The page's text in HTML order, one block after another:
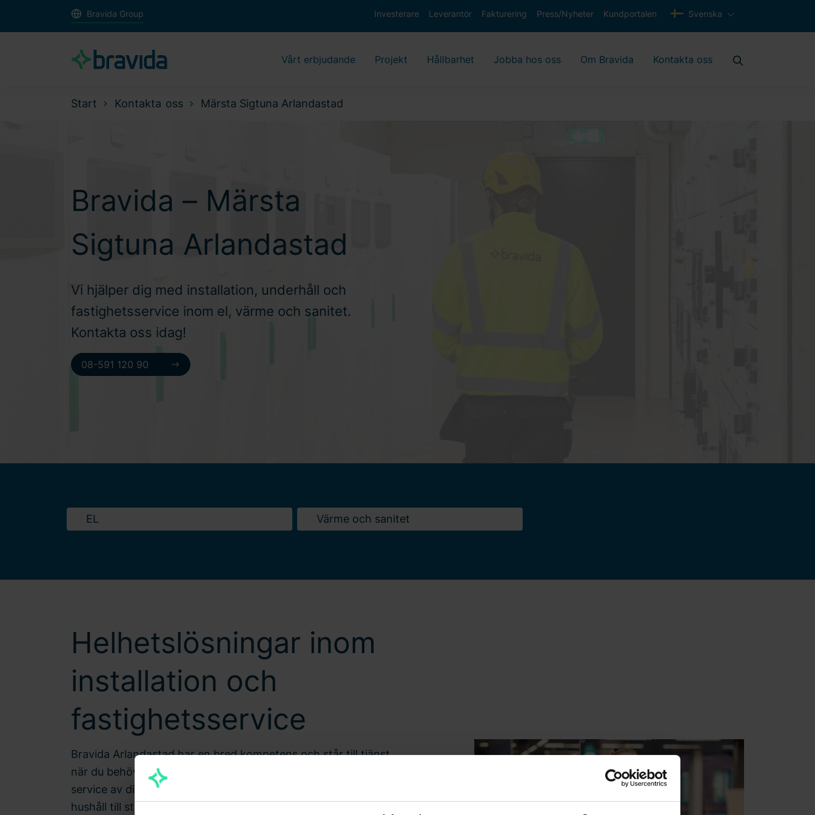
Bravida Group Investerare Leverantör Fakturering Press/Nyheter Kundportalen Svenska
Vårt erbjudande Projekt Hållbarhet Jobba hos oss Om Bravida Kontakta oss
Start Kontakta oss Märsta Sigtuna Arlandastad
Bravida – Märsta
Sigtuna Arlandastad
Vi hjälper dig med installation, underhåll och
fastighetsservice inom el, värme och sanitet.
Kontakta oss idag!
08-591 120 90
EL Värme och sanitet
Helhetslösningar inom
installation och
fastighetsservice
Bravida Arlandastad har en bred kompetens och står till tjänst
när du behöver hjälp med diverse installationer, underhåll eller
service av dina anläggningar. Vi hanterar allt från mindre
hushåll till stora industrilokaler och tar fram anpassade